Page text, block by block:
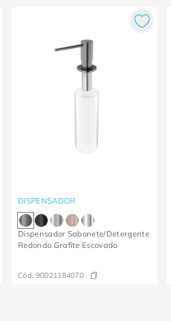
DISPENSADOR
Dispensador Sabonete/Detergente
Redondo Grafite Escovado
Cód.:90021184070